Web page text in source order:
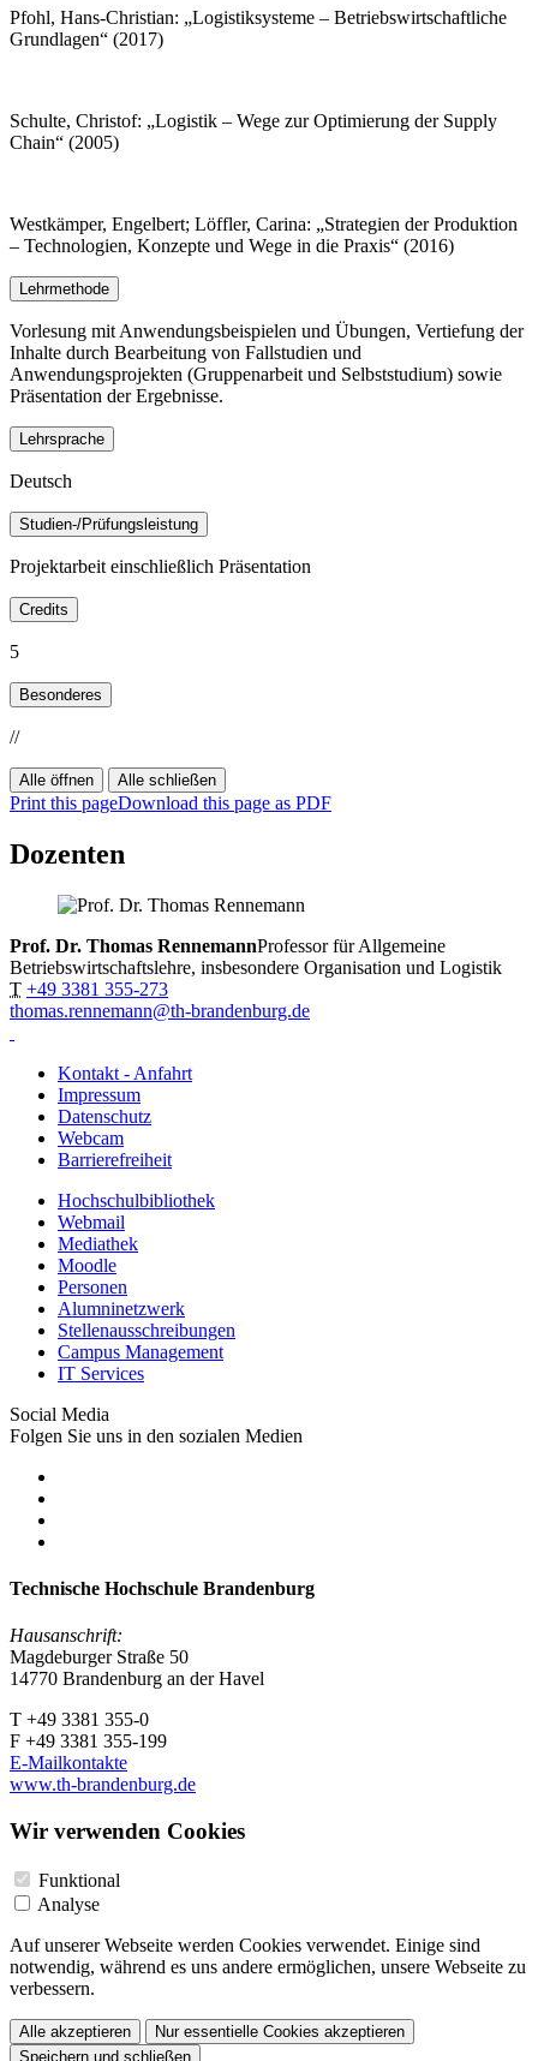
Pfohl, Hans-Christian: „Logistiksysteme – Betriebswirtschaftliche
Grundlagen“ (2017)
Schulte, Christof: „Logistik – Wege zur Optimierung der Supply
Chain“ (2005)
Westkämper, Engelbert; Löffler, Carina: „Strategien der Produktion
– Technologien, Konzepte und Wege in die Praxis“ (2016)
Lehrmethode
Vorlesung mit Anwendungsbeispielen und Übungen, Vertiefung der
Inhalte durch Bearbeitung von Fallstudien und
Anwendungsprojekten (Gruppenarbeit und Selbststudium) sowie
Präsentation der Ergebnisse.
Lehrsprache
Deutsch
Studien-/Prüfungsleistung
Projektarbeit einschließlich Präsentation
Credits
5
Besonderes
//
Alle öffnen Alle schließen
Print this pageDownload this page as PDF
Dozenten
Prof. Dr. Thomas RennemannProfessor für Allgemeine
Betriebswirtschaftslehre, insbesondere Organisation und Logistik
T +49 3381 355-273
thomas.rennemann@th-brandenburg.de
Kontakt - Anfahrt
Impressum
Datenschutz
Webcam
Barrierefreiheit
Hochschulbibliothek
Webmail
Mediathek
Moodle
Personen
Alumninetzwerk
Stellenausschreibungen
Campus Management
IT Services
Social Media
Folgen Sie uns in den sozialen Medien
Technische Hochschule Brandenburg
Hausanschrift:
Magdeburger Straße 50
14770 Brandenburg an der Havel
T +49 3381 355-0
F +49 3381 355-199
E-Mailkontakte
www.th-brandenburg.de
Wir verwenden Cookies
Funktional
Analyse
Auf unserer Webseite werden Cookies verwendet. Einige sind
notwendig, während es uns andere ermöglichen, unsere Webseite zu
verbessern.
Alle akzeptieren
Nur essentielle Cookies akzeptieren
Speichern und schließen